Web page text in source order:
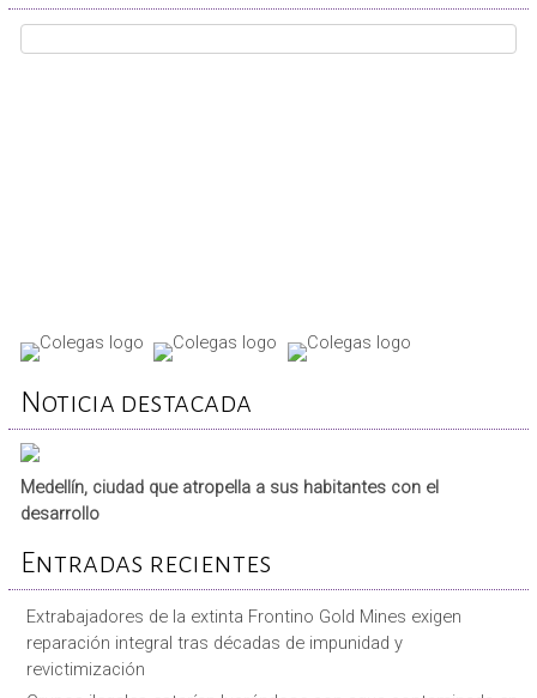
Noticia destacada
Medellín, ciudad que atropella a sus habitantes con el
desarrollo
Entradas recientes
Extrabajadores de la extinta Frontino Gold Mines exigen
reparación integral tras décadas de impunidad y
revictimización